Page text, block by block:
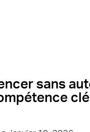
sans